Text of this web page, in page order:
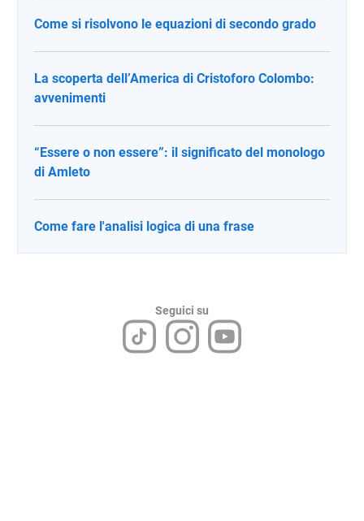
Come si risolvono le equazioni di secondo grado
La scoperta dell’America di Cristoforo Colombo:
avvenimenti
“Essere o non essere”: il significato del monologo
di Amleto
Come fare l'analisi logica di una frase
Seguici su